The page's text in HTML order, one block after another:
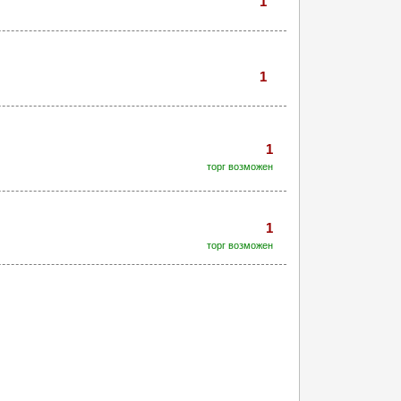
1
1
торг возможен
1
торг возможен